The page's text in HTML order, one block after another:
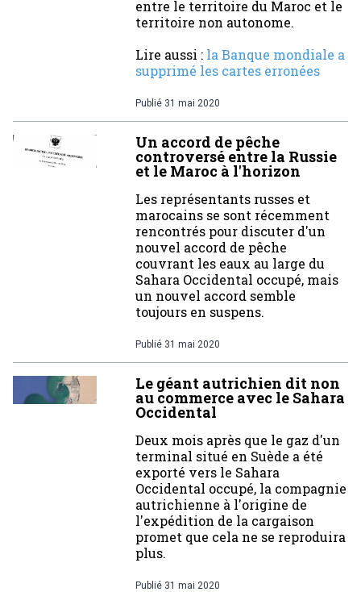
entre le territoire du Maroc et le
territoire non autonome.
Lire aussi : la Banque mondiale a
supprimé les cartes erronées
Publié 31 mai 2020
Un accord de pêche
controversé entre la Russie
et le Maroc à l'horizon
Les représentants russes et
marocains se sont récemment
rencontrés pour discuter d'un
nouvel accord de pêche
couvrant les eaux au large du
Sahara Occidental occupé, mais
un nouvel accord semble
toujours en suspens.
Publié 31 mai 2020
Le géant autrichien dit non
au commerce avec le Sahara
Occidental
Deux mois après que le gaz d'un
terminal situé en Suède a été
exporté vers le Sahara
Occidental occupé, la compagnie
autrichienne à l'origine de
l'expédition de la cargaison
promet que cela ne se reproduira
plus.
Publié 31 mai 2020